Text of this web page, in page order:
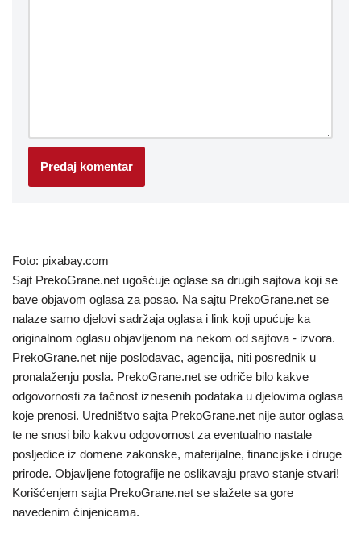
Foto: pixabay.com
Sajt PrekoGrane.net ugošćuje oglase sa drugih sajtova koji se
bave objavom oglasa za posao. Na sajtu PrekoGrane.net se
nalaze samo djelovi sadržaja oglasa i link koji upućuje ka
originalnom oglasu objavljenom na nekom od sajtova - izvora.
PrekoGrane.net nije poslodavac, agencija, niti posrednik u
pronalaženju posla. PrekoGrane.net se odriče bilo kakve
odgovornosti za tačnost iznesenih podataka u djelovima oglasa
koje prenosi. Uredništvo sajta PrekoGrane.net nije autor oglasa
te ne snosi bilo kakvu odgovornost za eventualno nastale
posljedice iz domene zakonske, materijalne, financijske i druge
prirode. Objavljene fotografije ne oslikavaju pravo stanje stvari!
Korišćenjem sajta PrekoGrane.net se slažete sa gore
navedenim činjenicama.